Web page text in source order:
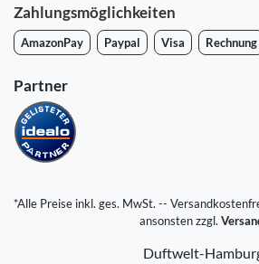
Zahlungsmöglichkeiten
AmazonPay Paypal Visa Rechnung
Partner
*Alle Preise inkl. ges. MwSt. --
ansonsten zzgl.
Duftwelt-